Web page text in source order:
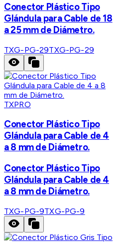
Conector Plástico Tipo
Glándula para Cable de 18
a 25 mm de Diámetro.
TXG-PG-29TXG-PG-29
TXPRO
Conector Plástico Tipo
Glándula para Cable de 4
a 8 mm de Diámetro.
Conector Plástico Tipo
Glándula para Cable de 4
a 8 mm de Diámetro.
TXG-PG-9TXG-PG-9